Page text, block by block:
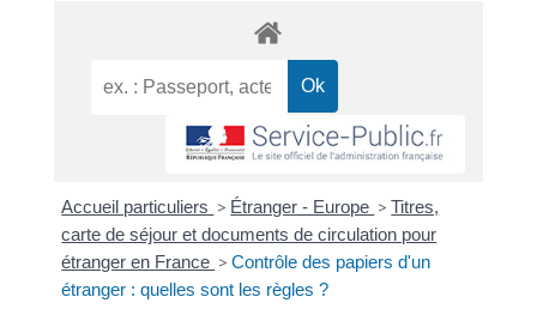
Accueil particuliers > Étranger - Europe > Titres,
carte de séjour et documents de circulation pour
étranger en France > Contrôle des papiers d'un
étranger : quelles sont les règles ?